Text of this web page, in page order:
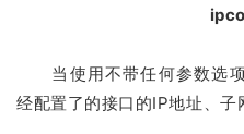
当使用不带任何参数选项
经配置了的接口的IP地址、子